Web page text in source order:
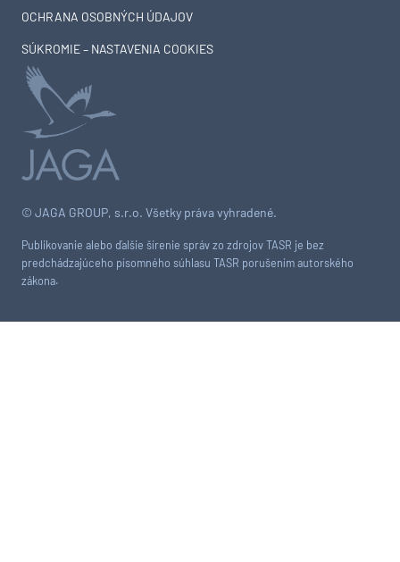
© JAGA GROUP, s.r.o. Všetky práva vyhradené.
Publikovanie alebo ďalšie šírenie správ zo zdrojov TASR je bez
predchádzajúceho písomného súhlasu TASR porušením autorského
zákona.
OCHRANA OSOBNÝCH ÚDAJOV
SÚKROMIE – NASTAVENIA COOKIES